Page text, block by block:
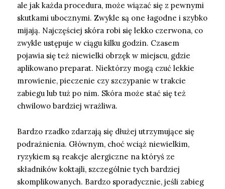
ale jak każda procedura, może wiązać się z pewnymi
skutkami ubocznymi. Zwykle są one łagodne i szybko
mijają. Najczęściej skóra robi się lekko czerwona, co
zwykle ustępuje w ciągu kilku godzin. Czasem
pojawia się też niewielki obrzęk w miejscu, gdzie
aplikowano preparat. Niektórzy mogą czuć lekkie
mrowienie, pieczenie czy szczypanie w trakcie
zabiegu lub tuż po nim. Skóra może stać się też
chwilowo bardziej wrażliwa.
Bardzo rzadko zdarzają się dłużej utrzymujące się
podrażnienia. Głównym, choć wciąż niewielkim,
ryzykiem są reakcje alergiczne na któryś ze
składników koktajli, szczególnie tych bardziej
skomplikowanych. Bardzo sporadycznie, jeśli zabieg